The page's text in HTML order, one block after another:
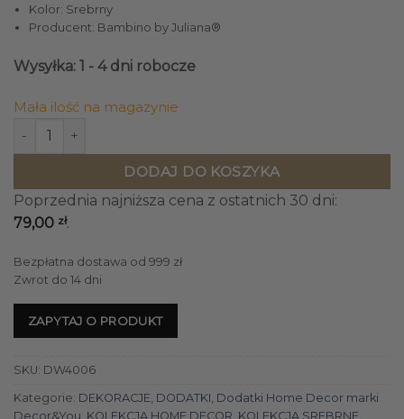
86,90 zł.
Kolor: Srebrny
Producent: Bambino by Juliana®
Wysyłka: 1 - 4 dni robocze
Mała ilość na magazynie
ilość SKARBONKA ŚWINKA Bambino metalowa srebrna
DODAJ DO KOSZYKA
Poprzednia najniższa cena z ostatnich 30 dni:
79,00 zł.
Bezpłatna dostawa od 999 zł
Zwrot do 14 dni
ZAPYTAJ O PRODUKT
SKU: DW4006
Kategorie: DEKORACJE DODATKI Dodatki Home Decor marki
Decor&You KOLEKCJA HOME DECOR KOLEKCJA SREBRNE